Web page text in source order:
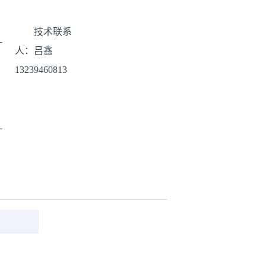
技术联系
人：吕鑫
13239460813